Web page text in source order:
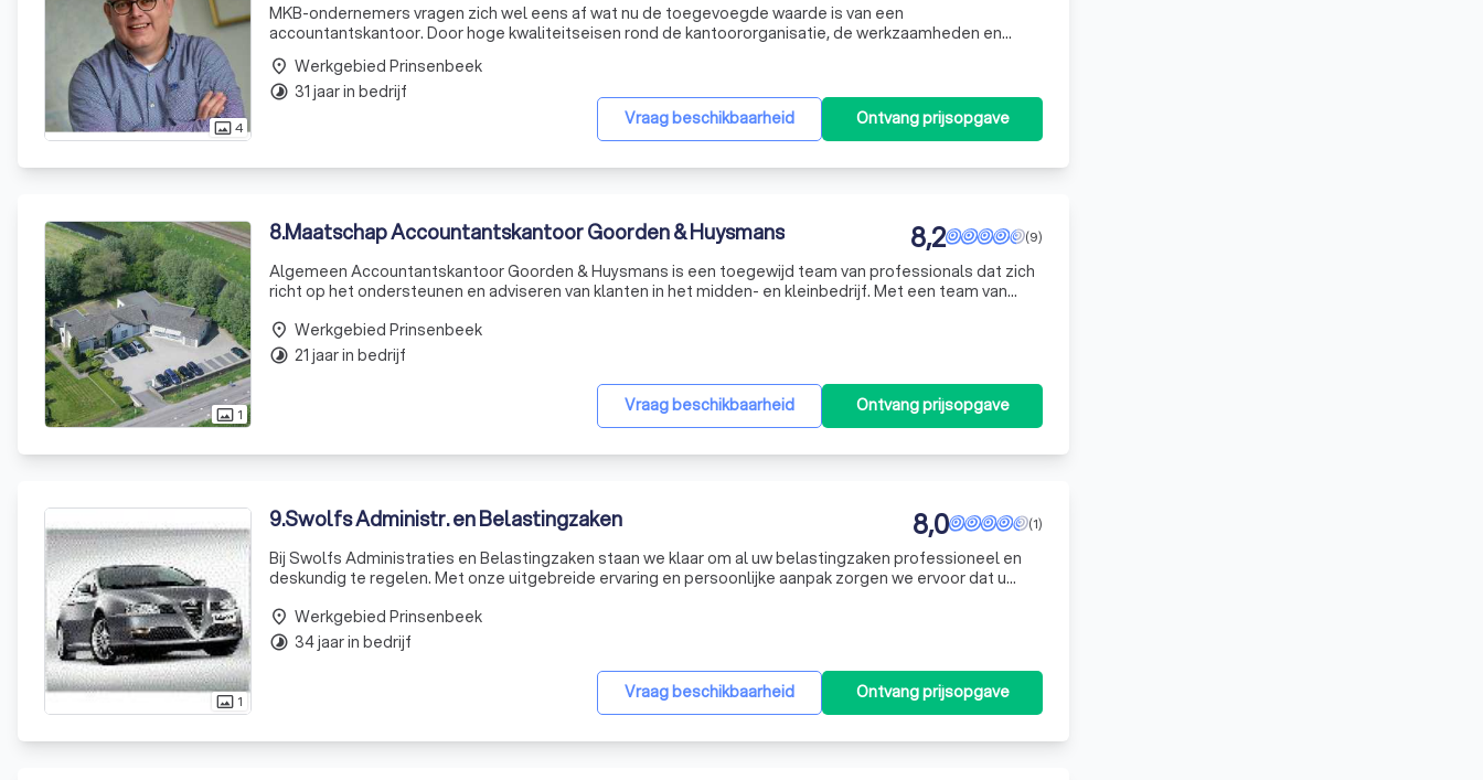
photo_size_select_actual4
MKB-ondernemers vragen zich wel eens af wat nu de toegevoegde waarde is van een
accountantskantoor. Door hoge kwaliteitseisen rond de kantoororganisatie, de werkzaamheden en
vaktechniek leggen accountants de lat hoog. Dat doen ze in uw belang. U wilt voor uw onderneming de
meerwaarde ervaren van een
Vraag beschikbaarheid Ontvang prijsopgave
place Werkgebied Prinsenbeek
timelapse 31 jaar in bedrijf
photo_size_select_actual 1
8.Maatschap Accountantskantoor Goorden & Huysmans (9)
8,2
Algemeen Accountantskantoor Goorden & Huysmans is een toegewijd team van professionals dat zich
richt op het ondersteunen en adviseren van klanten in het midden- en kleinbedrijf. Met een team van
klanten.
Vraag beschikbaarheid Ontvang prijsopgave
place Werkgebied Prinsenbeek
timelapse 21 jaar in bedrijf
photo_size_select_actual 1
9.Swolfs Administr. en Belastingzaken (1)
8,0
Bij Swolfs Administraties en Belastingzaken staan we klaar om al uw belastingzaken professioneel en
deskundig te regelen. Met onze uitgebreide ervaring en persoonlijke aanpak zorgen we ervoor dat u
ontdek w
Vraag beschikbaarheid Ontvang prijsopgave
place Werkgebied Prinsenbeek
timelapse 34 jaar in bedrijf